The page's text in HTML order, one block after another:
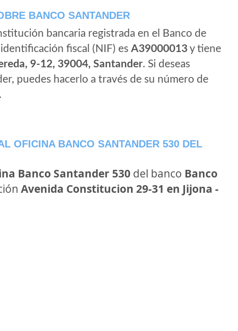
BANCO SANTANDER
bancaria registrada en el Banco de
identificación fiscal (NIF) es A39000013y tiene
9-12, 39004, Santander. Si deseas
puedes hacerlo a través de su número de
.
OFICINA BANCO SANTANDER 530 DEL
Banco Santander 530 del banco Banco
Avenida Constitucion 29-31 en Jijona -